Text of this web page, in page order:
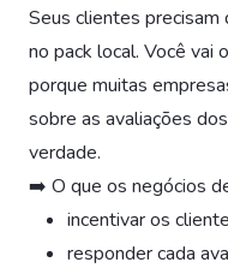
Seus clientes precisam
no pack local. Você vai
porque muitas
sobre as avaliações
verdade.
➡️ O que os negócios
incentivar os
responder cada